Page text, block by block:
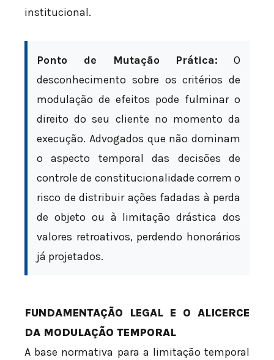
institucional.
Ponto de Mutação Prática: O
desconhecimento sobre os critérios de
modulação de efeitos pode fulminar o
direito do seu cliente no momento da
execução. Advogados que não dominam
o aspecto temporal das decisões de
controle de constitucionalidade correm o
risco de distribuir ações fadadas à perda
de objeto ou à limitação drástica dos
valores retroativos, perdendo honorários
já projetados.
FUNDAMENTAÇÃO LEGAL E O ALICERCE
DA MODULAÇÃO TEMPORAL
A base normativa para a limitação temporal